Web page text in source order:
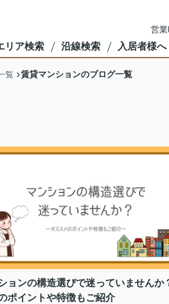
営
リア検索 沿線検索 入居者様へ
覧 賃貸マンションのブログ一覧
ョンの構造選びで迷っていませんか
ポイントや特徴もご紹介